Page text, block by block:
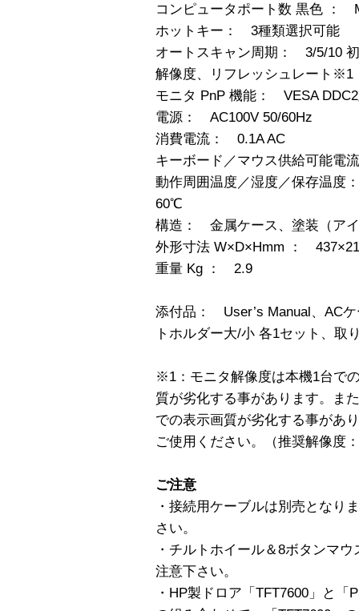
コンピュータポート数 黒色 ：
ホットキー： 3種類選択可能
オートスキャン周期： 3/5/10
解像度、リフレッシュレート※1
モニタ PnP 機能： VESA
電源： AC100V 50/60Hz
消費電流： 0.1A AC
キーボード／マウス供給可能電
動作周囲温度／湿度／保存温
60℃
構造： 金属ケース、塗装（ア
外形寸法 W×D×Hmm ：
重量 Kg ： 2.9
添付品： User’s Manual、AC
トホルダー大/小 各1セット、取
※1：モニタ解像度は本機1台で
質が劣化する事があります。ま
での表示画質が劣化する事があ
ご使用ください。（推奨解像度
ご注意
・接続用ケーブルは別売となり
さい。
・チルトホイール＆8ボタンマ
注意下さい。
・HP製ドロア「TFT7600」と「